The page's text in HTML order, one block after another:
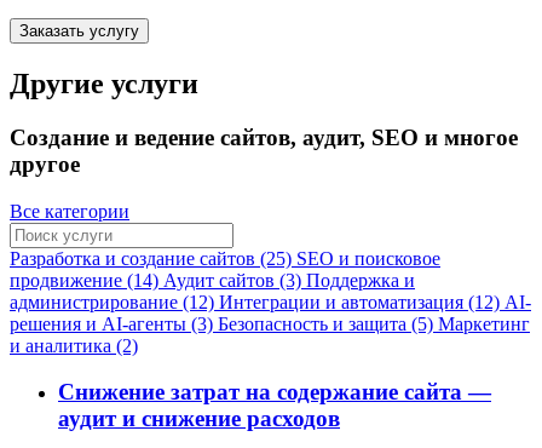
Заказать услугу
Другие услуги
Создание и ведение сайтов, аудит, SEO и многое
другое
Все категории
Разработка и создание сайтов (25) SEO и поисковое
продвижение (14) Аудит сайтов (3) Поддержка и
администрирование (12) Интеграции и автоматизация (12) AI-
решения и AI-агенты (3) Безопасность и защита (5) Маркетинг
и аналитика (2)
Снижение затрат на содержание сайта —
аудит и снижение расходов